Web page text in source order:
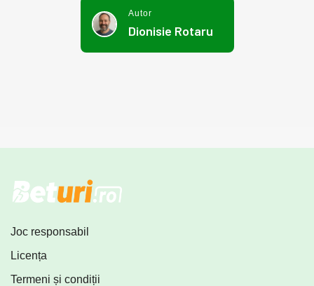
Autor
Dionisie Rotaru
Joc responsabil
Licența
Termeni și condiții